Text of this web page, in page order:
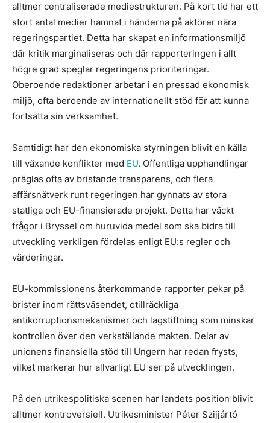
alltmer centraliserade mediestrukturen. På kort tid har ett
stort antal medier hamnat i händerna på aktörer nära
regeringspartiet. Detta har skapat en informationsmiljö
där kritik marginaliseras och där rapporteringen i allt
högre grad speglar regeringens prioriteringar.
Oberoende redaktioner arbetar i en pressad ekonomisk
miljö, ofta beroende av internationellt stöd för att kunna
fortsätta sin verksamhet.
Samtidigt har den ekonomiska styrningen blivit en källa
till växande konflikter med EU. Offentliga upphandlingar
präglas ofta av bristande transparens, och flera
affärsnätverk runt regeringen har gynnats av stora
statliga och EU-finansierade projekt. Detta har väckt
frågor i Bryssel om huruvida medel som ska bidra till
utveckling verkligen fördelas enligt EU:s regler och
värderingar.
EU-kommissionens återkommande rapporter pekar på
brister inom rättsväsendet, otillräckliga
antikorruptionsmekanismer och lagstiftning som minskar
kontrollen över den verkställande makten. Delar av
unionens finansiella stöd till Ungern har redan frysts,
vilket markerar hur allvarligt EU ser på utvecklingen.
På den utrikespolitiska scenen har landets position blivit
alltmer kontroversiell. Utrikesminister Péter Szijjártó